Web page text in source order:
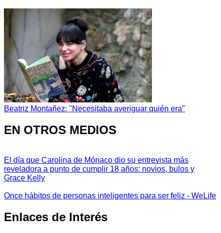
Beatriz Montañez: "Necesitaba averiguar quién era"
EN OTROS MEDIOS
El día que Carolina de Mónaco dio su entrevista más
reveladora a punto de cumplir 18 años: novios, bulos y
Grace Kelly
Once hábitos de personas inteligentes para ser feliz - WeLife
Enlaces de Interés